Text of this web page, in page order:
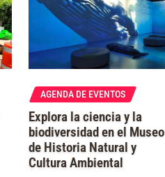
AGENDA DE EVENTOS
Explora la ciencia y la
biodiversidad en el Museo
de Historia Natural y
Cultura Ambiental